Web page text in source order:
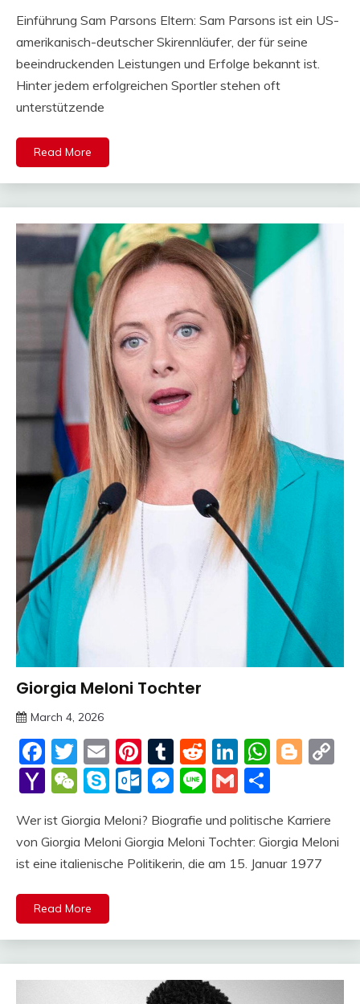
Einführung Sam Parsons Eltern: Sam Parsons ist ein US-
amerikanisch-deutscher Skirennläufer, der für seine
beeindruckenden Leistungen und Erfolge bekannt ist.
Hinter jedem erfolgreichen Sportler stehen oft
unterstützende
Read More
Trends
Giorgia Meloni Tochter
March 4, 2026
Facebook
Twitter
EmailPinterest
Tumblr
Reddit
LinkedIn
Yahoo
WeChat
SkypeOutlook.com
Messenger
LineGmail
Wer ist Giorgia Meloni? Biografie und politische Karriere
von Giorgia Meloni Giorgia Meloni Tochter: Giorgia Meloni
ist eine italienische Politikerin, die am 15. Januar 1977
Read More